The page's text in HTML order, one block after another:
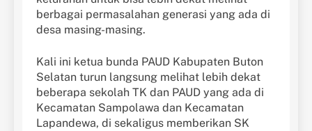
berbagai permasalahan generasi yang ada di
desa masing-masing.
Kali ini ketua bunda PAUD Kabupaten Buton
Selatan turun langsung melihat lebih dekat
beberapa sekolah TK dan PAUD yang ada di
Kecamatan Sampolawa dan Kecamatan
Lapandewa, di sekaligus memberikan SK